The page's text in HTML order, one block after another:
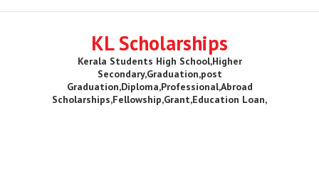
KL Scholarships
Kerala Students High School,Higher
Secondary,Graduation,post
Graduation,Diploma,Professional,Abroad
Scholarships,Fellowship,Grant,Education Loan,